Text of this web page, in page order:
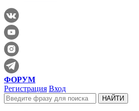
ФОРУМ
Регистрация Вход